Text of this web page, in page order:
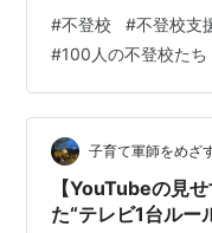
い、その大学の校風
思います。 プライド
ついて行こう、周り
うとし続けた、･･･
スとなっていったの
現実逃避だと分か
#不登校 #不登校支
#100人の不登校たち
子育て軍師をめざ
【YouTubeの見
た“テレビ1台ルー